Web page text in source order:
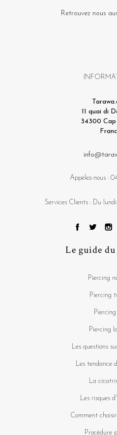
Retrouvez nous
11 quai di
34300
Appelez-nous :
Services Clients : Du
Le guide
Piercing
Piercing
Piercing
Piercing
Les questions
Les tendance
La
Les risques
Comment
Procédure